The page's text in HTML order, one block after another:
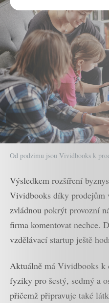
Od podzimu jsou Vividbooks k
Výsledkem rozšíření
Vividbooks díky prodejům
zvládnou pokrýt provozní
firma komentovat nechce.
vzdělávací startup ještě
Aktuálně má Vividbooks
fyziky pro šestý, sedmý a
přičemž připravuje také